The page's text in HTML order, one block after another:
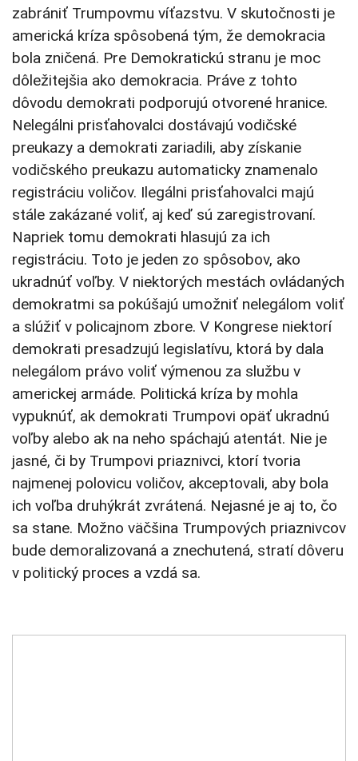
zabrániť Trumpovmu víťazstvu. V skutočnosti je
americká kríza spôsobená tým, že demokracia
bola zničená. Pre Demokratickú stranu je moc
dôležitejšia ako demokracia. Práve z tohto
dôvodu demokrati podporujú otvorené hranice.
Nelegálni prisťahovalci dostávajú vodičské
preukazy a demokrati zariadili, aby získanie
vodičského preukazu automaticky znamenalo
registráciu voličov. Ilegálni prisťahovalci majú
stále zakázané voliť, aj keď sú zaregistrovaní.
Napriek tomu demokrati hlasujú za ich
registráciu. Toto je jeden zo spôsobov, ako
ukradnúť voľby. V niektorých mestách ovládaných
demokratmi sa pokúšajú umožniť nelegálom voliť
a slúžiť v policajnom zbore. V Kongrese niektorí
demokrati presadzujú legislatívu, ktorá by dala
nelegálom právo voliť výmenou za službu v
americkej armáde. Politická kríza by mohla
vypuknúť, ak demokrati Trumpovi opäť ukradnú
voľby alebo ak na neho spáchajú atentát. Nie je
jasné, či by Trumpovi priaznivci, ktorí tvoria
najmenej polovicu voličov, akceptovali, aby bola
ich voľba druhýkrát zvrátená. Nejasné je aj to, čo
sa stane. Možno väčšina Trumpových priaznivcov
bude demoralizovaná a znechutená, stratí dôveru
v politický proces a vzdá sa.